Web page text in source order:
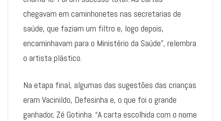
chegavam em caminhonetes nas secretarias de
saúde, que faziam um filtro e, logo depois,
encaminhavam para o Ministério da Saúde”, relembra
o artista plástico.
Na etapa final, algumas das sugestões das crianças
eram Vacinildo, Defesinha e, o que foi o grande
ganhador, Zé Gotinha. “A carta escolhida com o nome